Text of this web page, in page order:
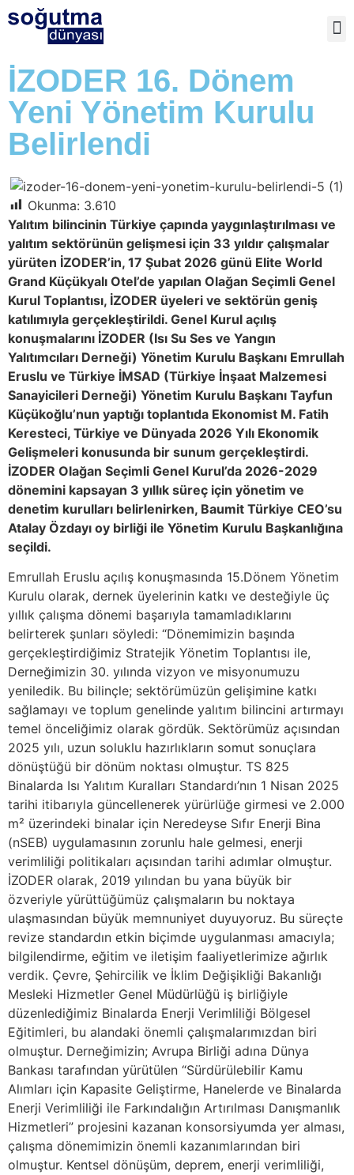
İZODER 16. Dönem
Yeni Yönetim Kurulu
Belirlendi
Okunma: 3.610
Yalıtım bilincinin Türkiye çapında yaygınlaştırılması ve
yalıtım sektörünün gelişmesi için 33 yıldır çalışmalar
yürüten İZODER’in, 17 Şubat 2026 günü Elite World
Grand Küçükyalı Otel’de yapılan Olağan Seçimli Genel
Kurul Toplantısı, İZODER üyeleri ve sektörün geniş
katılımıyla gerçekleştirildi. Genel Kurul açılış
konuşmalarını İZODER (Isı Su Ses ve Yangın
Yalıtımcıları Derneği) Yönetim Kurulu Başkanı Emrullah
Eruslu ve Türkiye İMSAD (Türkiye İnşaat Malzemesi
Sanayicileri Derneği) Yönetim Kurulu Başkanı Tayfun
Küçükoğlu’nun yaptığı toplantıda Ekonomist M. Fatih
Keresteci, Türkiye ve Dünyada 2026 Yılı Ekonomik
Gelişmeleri konusunda bir sunum gerçekleştirdi.
İZODER Olağan Seçimli Genel Kurul’da 2026-2029
dönemini kapsayan 3 yıllık süreç için yönetim ve
denetim kurulları belirlenirken, Baumit Türkiye CEO’su
Atalay Özdayı oy birliği ile Yönetim Kurulu Başkanlığına
seçildi.
Emrullah Eruslu açılış konuşmasında 15.Dönem Yönetim
Kurulu olarak, dernek üyelerinin katkı ve desteğiyle üç
yıllık çalışma dönemi başarıyla tamamladıklarını
belirterek şunları söyledi: “Dönemimizin başında
gerçekleştirdiğimiz Stratejik Yönetim Toplantısı ile,
Derneğimizin 30. yılında vizyon ve misyonumuzu
yeniledik. Bu bilinçle; sektörümüzün gelişimine katkı
sağlamayı ve toplum genelinde yalıtım bilincini artırmayı
temel önceliğimiz olarak gördük. Sektörümüz açısından
2025 yılı, uzun soluklu hazırlıkların somut sonuçlara
dönüştüğü bir dönüm noktası olmuştur. TS 825
Binalarda Isı Yalıtım Kuralları Standardı’nın 1 Nisan 2025
tarihi itibarıyla güncellenerek yürürlüğe girmesi ve 2.000
m² üzerindeki binalar için Neredeyse Sıfır Enerji Bina
(nSEB) uygulamasının zorunlu hale gelmesi, enerji
verimliliği politikaları açısından tarihi adımlar olmuştur.
İZODER olarak, 2019 yılından bu yana büyük bir
özveriyle yürüttüğümüz çalışmaların bu noktaya
ulaşmasından büyük memnuniyet duyuyoruz. Bu süreçte
revize standardın etkin biçimde uygulanması amacıyla;
bilgilendirme, eğitim ve iletişim faaliyetlerimize ağırlık
verdik. Çevre, Şehircilik ve İklim Değişikliği Bakanlığı
Mesleki Hizmetler Genel Müdürlüğü iş birliğiyle
düzenlediğimiz Binalarda Enerji Verimliliği Bölgesel
Eğitimleri, bu alandaki önemli çalışmalarımızdan biri
olmuştur. Derneğimizin; Avrupa Birliği adına Dünya
Bankası tarafından yürütülen “Sürdürülebilir Kamu
Alımları için Kapasite Geliştirme, Hanelerde ve Binalarda
Enerji Verimliliği ile Farkındalığın Artırılması Danışmanlık
Hizmetleri” projesini kazanan konsorsiyumda yer alması,
çalışma dönemimizin önemli kazanımlarından biri
olmuştur. Kentsel dönüşüm, deprem, enerji verimliliği,